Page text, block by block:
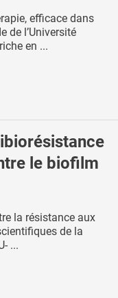
efficace dans
de l’Université
en ...
le biofilm
la résistance aux
de la
...